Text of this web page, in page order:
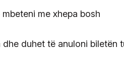
duhet të anuloni biletën